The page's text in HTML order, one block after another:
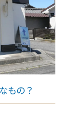
もの？